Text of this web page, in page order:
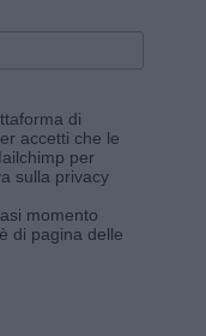
di
accetti che le
per
sulla privacy
momento
di pagina delle